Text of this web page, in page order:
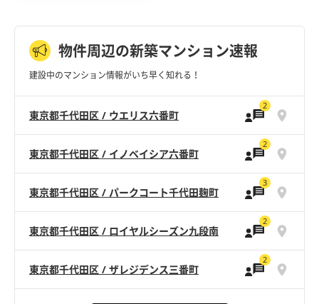
物件周辺の新築マンション速報
建設中のマンション情報がいち早く知れる！
東京都千代田区 / ウエリス六番町
2
東京都千代田区 / イノベイシア六番町
2
東京都千代田区 / パークコート千代田麹町
3
東京都千代田区 / ロイヤルシーズン九段南
2
東京都千代田区 / ザレジデンス三番町
2